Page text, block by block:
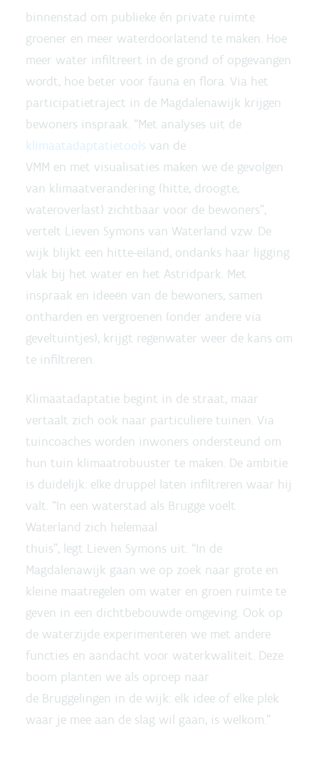
binnenstad om publieke én private ruimte
groener en meer waterdoorlatend te maken. Hoe
meer water infiltreert in de grond of opgevangen
wordt, hoe beter voor fauna en flora. Via het
participatietraject in de Magdalenawijk krijgen
bewoners inspraak. “Met analyses uit de
klimaatadaptatietools van de
VMM en met visualisaties maken we de gevolgen
van klimaatverandering (hitte, droogte,
wateroverlast) zichtbaar voor de bewoners”,
vertelt Lieven Symons van Waterland vzw. De
wijk blijkt een hitte-eiland, ondanks haar ligging
vlak bij het water en het Astridpark. Met
inspraak en ideeën van de bewoners, samen
ontharden en vergroenen (onder andere via
geveltuintjes), krijgt regenwater weer de kans om
te infiltreren.
Klimaatadaptatie begint in de straat, maar
vertaalt zich ook naar particuliere tuinen. Via
tuincoaches worden inwoners ondersteund om
hun tuin klimaatrobuuster te maken. De ambitie
is duidelijk: elke druppel laten infiltreren waar hij
valt. “In een waterstad als Brugge voelt
Waterland zich helemaal
thuis", legt Lieven Symons uit. “In de
Magdalenawijk gaan we op zoek naar grote en
kleine maatregelen om water en groen ruimte te
geven in een dichtbebouwde omgeving. Ook op
de waterzijde experimenteren we met andere
functies en aandacht voor waterkwaliteit. Deze
boom planten we als oproep naar
de Bruggelingen in de wijk: elk idee of elke plek
waar je mee aan de slag wil gaan, is welkom.”